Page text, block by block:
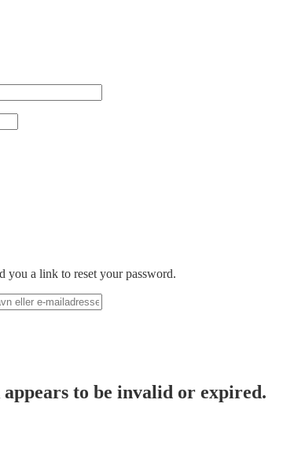
you a link to reset your password.
to be invalid or expired.